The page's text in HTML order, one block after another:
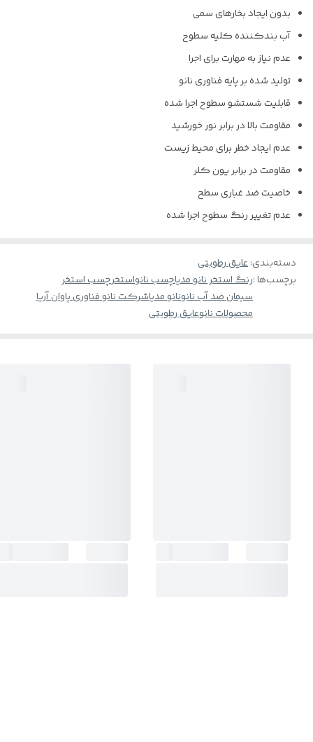
بدون ایجاد بخارهای سمی
آب بندکننده کلیه سطوح
عدم نیاز به مهارت برای اجرا
تولید شده بر پایه فناوری نانو
قابلیت شستشو سطوح اجرا شده
مقاومت بالا در برابر نور خورشید
عدم ایجاد خطر برای محیط زیست
مقاومت در برابر یون کلر
خاصیت ضد غباری سطح
عدم تغییر رنگ سطوح اجرا شده
دسته‌بندی:عایق رطوبتی
برچسب‌ها :رنگ استخر نانو مدیاچسب نانواستخرچسب استخر
سیمان ضد آب نانونانو مدیاشرکت نانو فناوری پاوان آریا
محصولات نانوعایق رطوبتی